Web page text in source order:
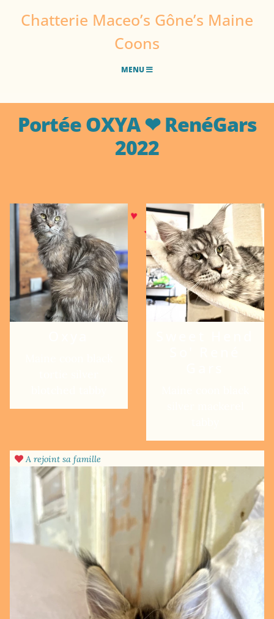
Chatterie Maceo’s Gône’s Maine
Coons
MENU
Portée OXYA ❤ RenéGars
2022
♥
♥
♥
♥
♥
A rejoint sa famille